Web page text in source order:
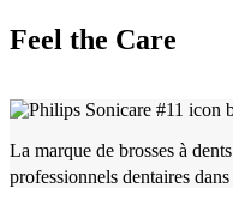
Feel the Care
La marque de brosses à
professionnels dentaires